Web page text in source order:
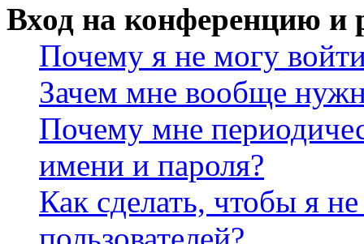
Вход на конференцию и
Почему я не могу
Зачем мне вообще
Почему мне
имени и пароля?
Как сделать, чтобы я